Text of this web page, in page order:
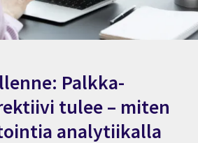
Palkka-
tulee – miten
analytiikalla